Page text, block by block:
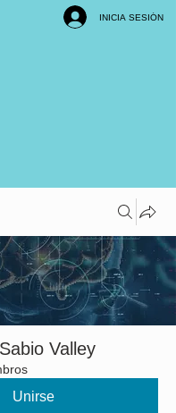
INICIA SESIÓN
Valley
Unirse